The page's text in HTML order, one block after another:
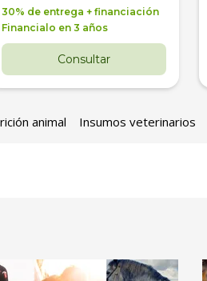
30% de entrega + financiación
Financialo en 3 años
Consultar
animal Insumos veterinarios